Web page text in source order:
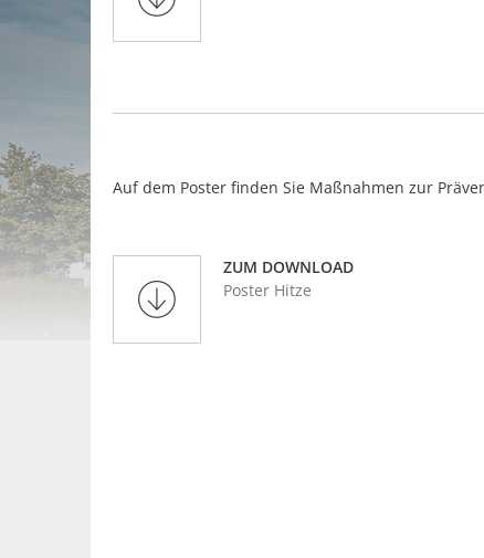
Auf dem Poster finden Sie Maßnahmen zur
ZUM DOWNLOAD
Poster Hitze